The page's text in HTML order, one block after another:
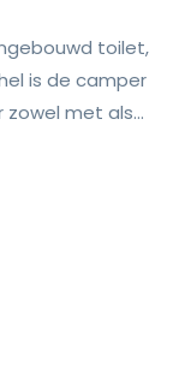
toilet,
is de camper
met als...